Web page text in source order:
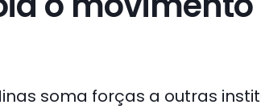
soma forças a outras